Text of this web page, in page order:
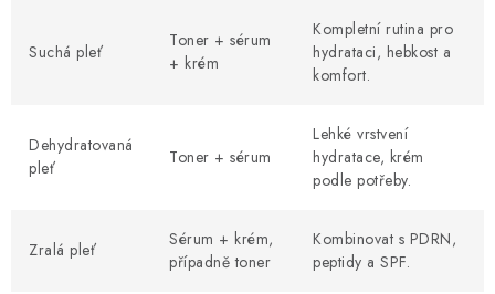
Suchá pleť
Toner + sérum
+ krém
Kompletní rutina pro
hydrataci, hebkost a
komfort.
Dehydratovaná
pleť
Toner + sérum
Lehké vrstvení
hydratace, krém
podle potřeby.
Zralá pleť
Sérum + krém,
případně toner
Kombinovat s PDRN,
peptidy a SPF.